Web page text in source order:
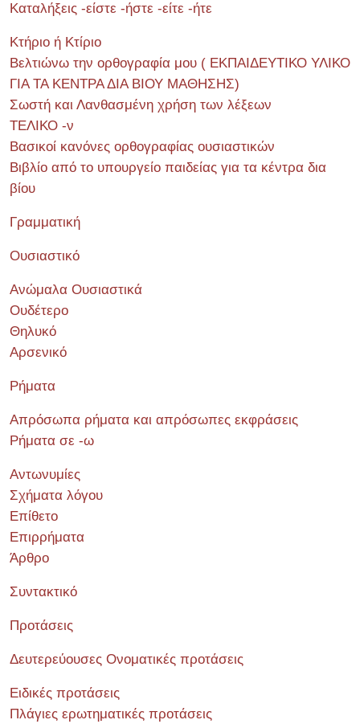
Καταλήξεις -είστε -ήστε -είτε -ήτε
Κτήριο ή Κτίριο
Βελτιώνω την ορθογραφία μου ( ΕΚΠΑΙΔΕΥΤΙΚΟ ΥΛΙΚΟ
ΓΙΑ ΤΑ ΚΕΝΤΡΑ ΔΙΑ ΒΙΟΥ ΜΑΘΗΣΗΣ)
Σωστή και Λανθασμένη χρήση των λέξεων
ΤΕΛΙΚΟ -ν
Βασικοί κανόνες ορθογραφίας ουσιαστικών
Βιβλίο από το υπουργείο παιδείας για τα κέντρα δια
βίου
Γραμματική
Ουσιαστικό
Ανώμαλα Ουσιαστικά
Ουδέτερο
Θηλυκό
Αρσενικό
Ρήματα
Απρόσωπα ρήματα και απρόσωπες εκφράσεις
Ρήματα σε -ω
Αντωνυμίες
Σχήματα λόγου
Επίθετο
Επιρρήματα
Άρθρο
Συντακτικό
Προτάσεις
Δευτερεύουσες Ονοματικές προτάσεις
Ειδικές προτάσεις
Πλάγιες ερωτηματικές προτάσεις